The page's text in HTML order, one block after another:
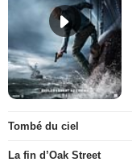
Tombé du ciel
La fin d’Oak Street